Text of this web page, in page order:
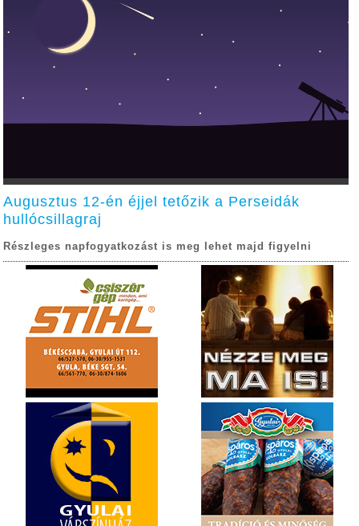
Augusztus 12-én éjjel tetőzik a Perseidák
hullócsillagraj
Részleges napfogyatkozást is meg lehet majd figyelni